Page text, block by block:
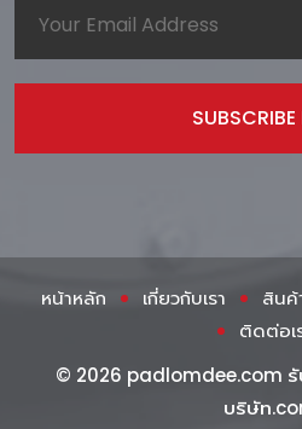
หน้าหลัก เกี่ยวกับเรา สินค้
ติดต่อเ
© 2026 padlomdee.com รั
บริษัท